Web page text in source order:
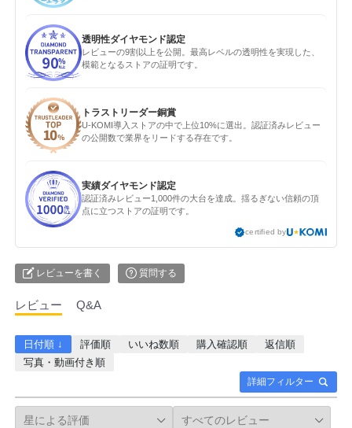
透明性ダイヤモンド認定
レビューの9割以上を公開。最高レベルの透明性を実現した、
模範となるストアの証明です。
トラストリーダー銅賞
U-KOMI導入ストアの中で上位10%に選出。認証済みレビュー
の公開数で業界をリードする存在です。
実績ダイヤモンド認定
認証済みレビュー1,000件の大台を達成。揺るぎない信頼の頂
点に立つストアの証明です。
certified by
レビューを書く 質問する
レビュー Q&A
詳細フィルター
日付順 ↓ 評価順 いいね数順 購入確認順
返信順
写真・動画付き順